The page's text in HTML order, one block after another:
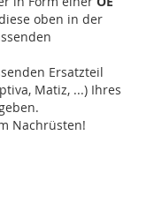
oben in der
Ersatzteil
Matiz, ...) Ihres
Nachrüsten!